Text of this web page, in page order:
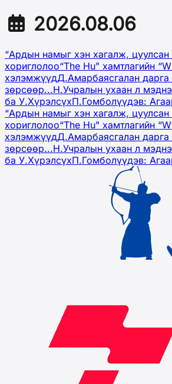
2026.08.06
“Ардын намыг хэн хагалж,
хориглолоо“The Hu" хамтлагийн
хэлэмжүүдД.Амарбаясгалан
зөрсөөр...Н.Учралын ухаан л
ба У.ХүрэлсүхП.Гомболүүдэв:
“Ардын намыг хэн хагалж,
хориглолоо“The Hu" хамтлагийн
хэлэмжүүдД.Амарбаясгалан
зөрсөөр...Н.Учралын ухаан л
ба У.ХүрэлсүхП.Гомболүүдэв: